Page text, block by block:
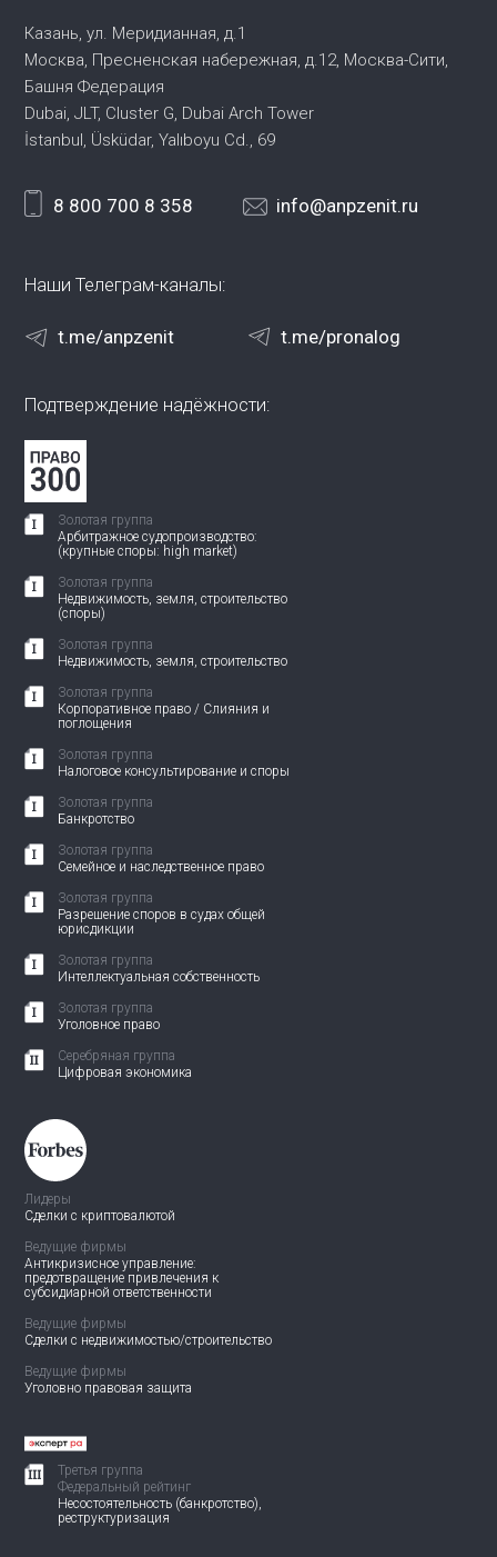
Казань, ул. Меридианная, д.1
Москва, Пресненская набережная, д.12, Москва-Сити,
Башня Федерация
Dubai, JLT, Cluster G, Dubai Arch Tower
İstanbul, Üsküdar, Yalıboyu Cd., 69
8 800 700 8 358 info@anpzenit.ru
Наши Телеграм-каналы:
t.me/anpzenit t.me/pronalog
Подтверждение надёжности:
Золотая группа
Арбитражное судопроизводство:
(крупные споры: high market)
Золотая группа
Недвижимость, земля, строительство
(споры)
Золотая группа
Недвижимость, земля, строительство
Золотая группа
Корпоративное право / Слияния и
поглощения
Золотая группа
Налоговое консультирование и споры
Золотая группа
Банкротство
Золотая группа
Семейное и наследственное право
Золотая группа
Разрешение споров в судах общей
юрисдикции
Золотая группа
Интеллектуальная собственность
Золотая группа
Уголовное право
Серебряная группа
Цифровая экономика
Лидеры
Сделки с криптовалютой
Ведущие фирмы
Антикризисное управление:
предотвращение привлечения к
субсидиарной ответственности
Ведущие фирмы
Сделки с недвижимостью/строительство
Ведущие фирмы
Уголовно правовая защита
Третья группа
Федеральный рейтинг
Несостоятельность (банкротство),
реструктуризация